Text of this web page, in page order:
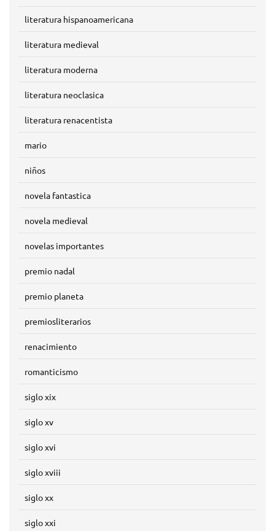
literatura hispanoamericana
literatura medieval
literatura moderna
literatura neoclasica
literatura renacentista
mario
niños
novela fantastica
novela medieval
novelas importantes
premio nadal
premio planeta
premiosliterarios
renacimiento
romanticismo
siglo xix
siglo xv
siglo xvi
siglo xviii
siglo xx
siglo xxi